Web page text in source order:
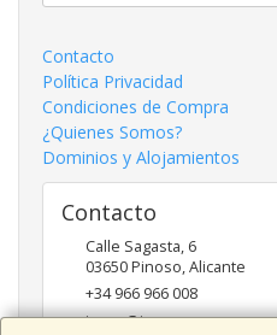
Contacto
Política Privacidad
Condiciones de Compra
¿Quienes Somos?
Dominios y Alojamientos
Contacto
Calle Sagasta, 6
03650Pinoso,Alicante
+34 966 966 008
inges@inges.es